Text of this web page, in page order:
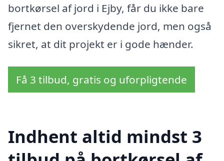
bortkørsel af jord i Ejby, får du ikke bare
fjernet den overskydende jord, men også
sikret, at dit projekt er i gode hænder.
Få 3 tilbud, gratis og uforpligtende
Indhent altid mindst 3